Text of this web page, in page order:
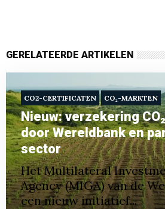
GERELATEERDE ARTIKELEN
CO2-CERTIFICATEN CO₂-MARKTEN
Nieuw: verzekering
door Wereldbank en
sector
Het Multilateral
Agency (MIGA) van de
een nieuw initiatief...